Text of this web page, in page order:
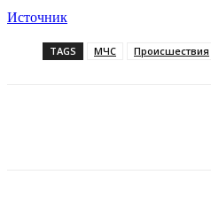
Источник
TAGS МЧС Происшествия